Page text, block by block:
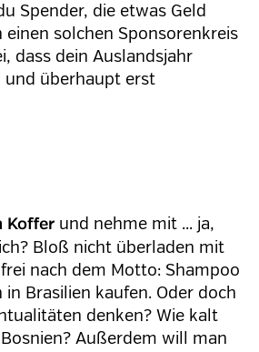
Spender, die etwas Geld
einen solchen Sponsorenkreis
dass dein Auslandsjahr
überhaupt erst
Koffer und nehme mit ... ja,
Bloß nicht überladen mit
nach dem Motto: Shampoo
in Brasilien kaufen. Oder doch
denken? Wie kalt
Außerdem will man